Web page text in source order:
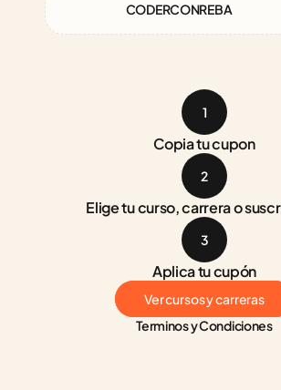
CODERCONREBA
1
Copia tu cupon
2
Elige tu curso, carrera o
3
Aplica tu cupón
Ver cursos y carreras
Terminos y Condiciones